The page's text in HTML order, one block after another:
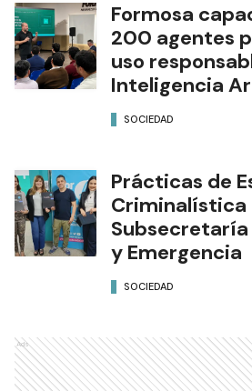
Formosa
200 agentes
uso
Inteligencia
SOCIEDAD
Prácticas de
Criminalística
y Emergencia
SOCIEDAD
Ads